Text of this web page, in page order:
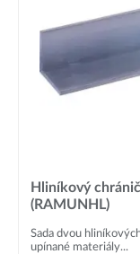
Hliníkový
(RAMUNHL)
Sada dvou
upínané materiály...